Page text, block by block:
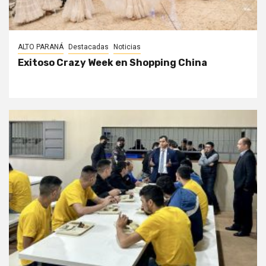
ALTO PARANÁ Destacadas Noticias
Exitoso Crazy Week en Shopping China